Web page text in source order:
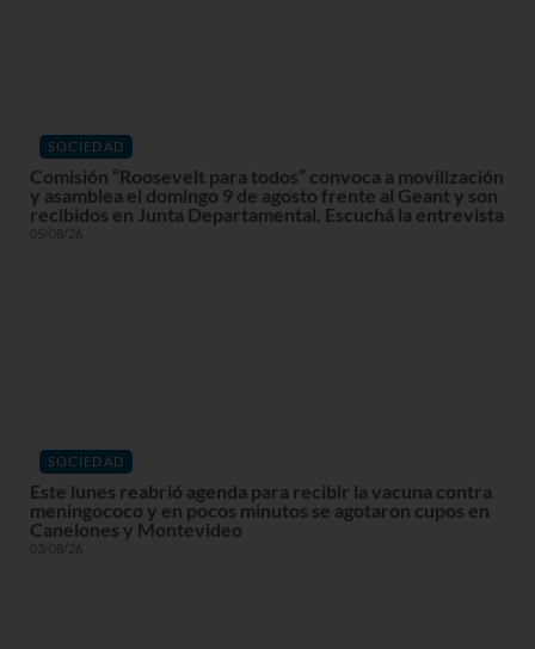
SOCIEDAD
Comisión “Roosevelt para todos” convoca a movilización
y asamblea el domingo 9 de agosto frente al Geant y son
recibidos en Junta Departamental. Escuchá la entrevista
05/08/26
SOCIEDAD
Este lunes reabrió agenda para recibir la vacuna contra
meningococo y en pocos minutos se agotaron cupos en
Canelones y Montevideo
03/08/26